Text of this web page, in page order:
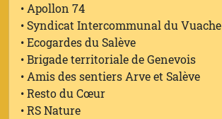
• Apollon 74
• Syndicat Intercommunal du Vuache
• Ecogardes du Salève
• Brigade territoriale de Genevois
• Amis des sentiers Arve et Salève
• Resto du Cœur
• RS Nature